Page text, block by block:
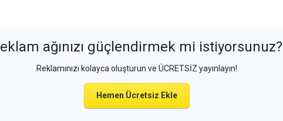
ağınızı güçlendirmek mi istiyorsunuz?
Reklamınızı kolayca oluşturun ve ÜCRETSİZ yayınlayın!
Hemen Ücretsiz Ekle